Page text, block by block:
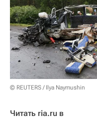
© REUTERS / Ilya Naymushin
Читать ria.ru в